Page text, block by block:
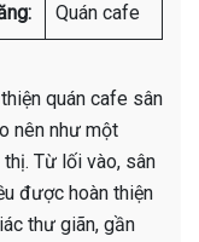
Quán cafe
quán cafe sân
nên như một
Từ lối vào, sân
được hoàn thiện
thư giãn, gần